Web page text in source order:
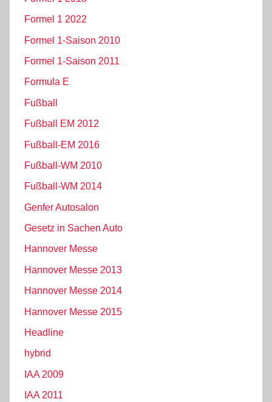
Formel 1 2022
Formel 1-Saison 2010
Formel 1-Saison 2011
Formula E
Fußball
Fußball EM 2012
Fußball-EM 2016
Fußball-WM 2010
Fußball-WM 2014
Genfer Autosalon
Gesetz in Sachen Auto
Hannover Messe
Hannover Messe 2013
Hannover Messe 2014
Hannover Messe 2015
Headline
hybrid
IAA 2009
IAA 2011